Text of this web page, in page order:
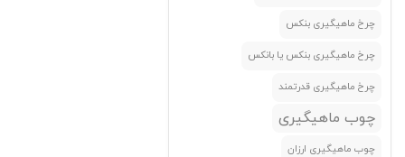
کوانهای(Qunhai)
چرخ ماهیگیری بنکس
چرخ ماهیگیری بنکس یا بانکس
چرخ ماهیگیری قدرتمند
چوب ماهیگیری
چوب ماهیگیری ارزان